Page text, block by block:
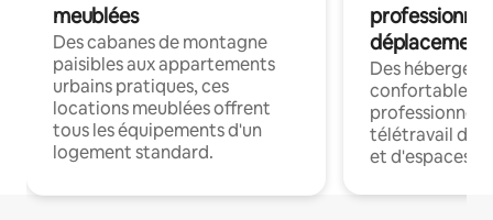
meublées
Des cabanes de montagne
paisibles aux appartements
urbains pratiques, ces
locations meublées offrent
tous les équipements d'un
logement standard.
déplacement
Des
confortables
professionnels
télétravail
et d'espaces